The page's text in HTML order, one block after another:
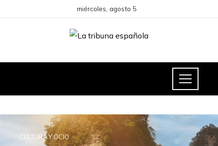
miércoles, agosto 5
CULTURA Y OCIO